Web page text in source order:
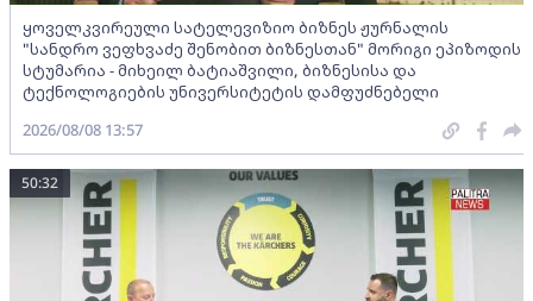
ყოველკვირეული სატელევიზიო ბიზნეს ჟურნალის
"სანდრო ვეფხვაძე შენობით ბიზნესთან" მორიგი ეპიზოდის
სტუმარია - მიხეილ ბატიაშვილი, ბიზნესისა და
ტექნოლოგიების უნივერსიტეტის დამფუძნებელი
2026/08/08 13:57
50:32